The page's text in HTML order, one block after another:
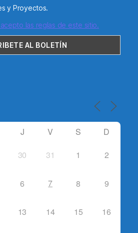
y Proyectos.
las reglas de este sitio.
J V S D
30 31 1 2
6 7 8 9
13 14 15 16